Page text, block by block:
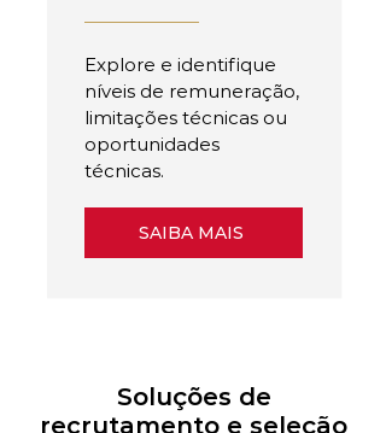
Explore e identifique
níveis de remuneração,
limitações técnicas ou
oportunidades
técnicas.
SAIBA MAIS
Soluções de
recrutamento e seleção